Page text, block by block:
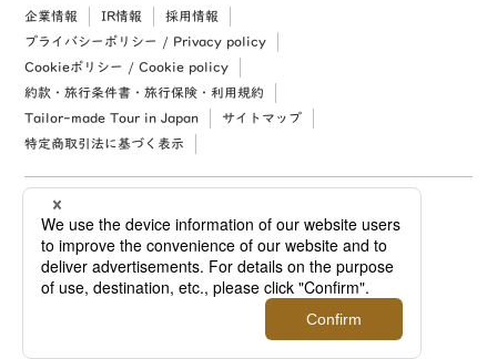
企業情報 IR情報
採用情報
プライバシーポリシー / Privacy policy
Cookieポリシー / Cookie policy
約款・旅行条件書・旅行保険・利用規約
Tailor-made Tour in Japan
サイトマップ
特定商取引法に基づく表示
Copyright (c) 2026 Mitsukoshi Isetan Nikko Travel, Ltd. All rights reserved.